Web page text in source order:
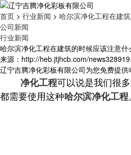
首页 > 行业新闻 > 哈尔滨净化工程在建
公司新闻
行业新闻
哈尔滨净化工程在建筑的时候应该注意什
来源：http://heb.jtjhcb.com/
辽宁吉腾净化彩板有限公司为您免费提供
净化工程可以说是我们很
都需要使用这种哈尔滨净化工程